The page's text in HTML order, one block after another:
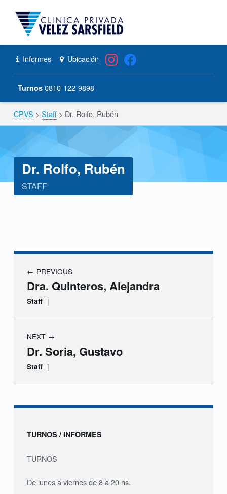
Dr. Rolfo, Rubén – CPVS
Primary Menu
Header info sidebar Informes Ubicación
Turnos 0810-122-9898
Breadcrumbs navigation
CPVS > Staff> Dr. Rolfo, Rubén
Dr. Rolfo, Rubén
STAFF
r
l
,
R
PREVIOUS
Dra. Quinteros, Alejandra
Staff |
NEXT
Dr. Soria, Gustavo
Staff |
Sidebar
TURNOS / INFORMES
TURNOS
De lunes a viernes de 8 a 20 hs.